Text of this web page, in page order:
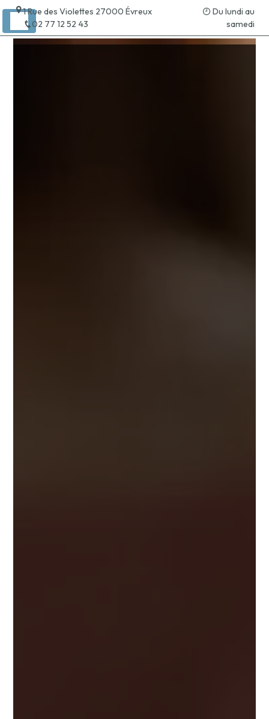
1 Rue des Violettes 27000 Évreux
02 77 12 52 43
Du lundi au
samedi
Panneau de gestion des cookies